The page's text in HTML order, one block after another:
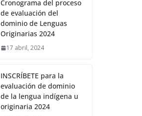
Cronograma del proceso
de evaluación del
dominio de Lenguas
Originarias 2024
17 abril, 2024
INSCRÍBETE para la
evaluación de dominio
de la lengua indígena u
originaria 2024